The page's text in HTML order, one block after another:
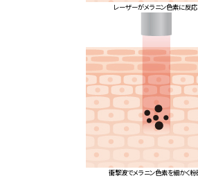
レーザーがメラニン色素に反応
衝撃波でメラニン色素を細かく粉